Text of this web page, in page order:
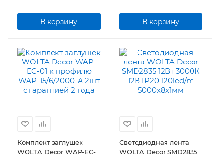
В корзину В корзину
Комплект заглушек
WOLTA Decor WAP-EC-
Светодиодная лента
WOLTA Decor SMD2835